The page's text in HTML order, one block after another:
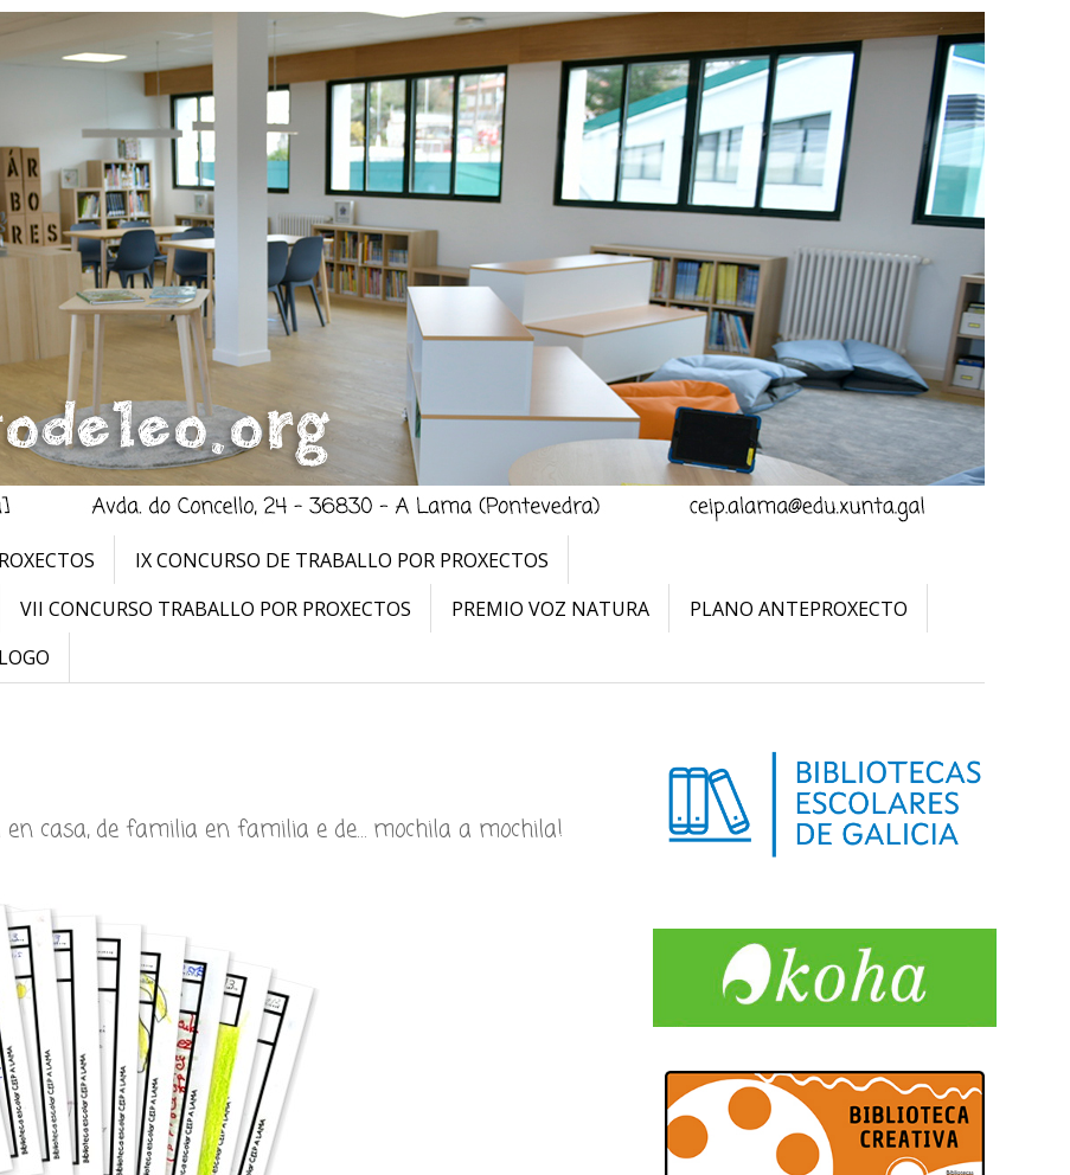
IX CONCURSO DE TRABALLO POR PROXECTOS
VII CONCURSO TRABALLO POR PROXECTOS PREMIO VOZ NATURA
PLANO ANTEPROXECTO
casa, de familia en familia e de… mochila a mochila!